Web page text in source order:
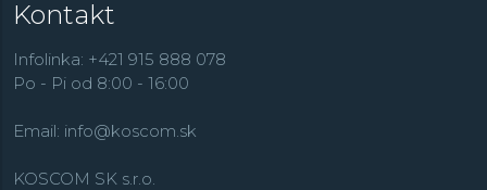
Lotus R . O niečo elegantnejšie, ale zároveň hodinky s
Kontakt
Infolinka: +421 915 888 078
Po - Pi od 8:00 - 16:00
Email: info@koscom.sk
KOSCOM SK s.r.o.